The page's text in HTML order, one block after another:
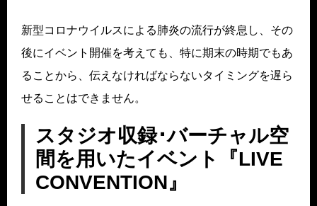
新型コロナウイルスによる肺炎の流⾏が終息し、その
後にイベント開催を考えても、特に期末の時期でもあ
ることから、伝えなければならないタイミングを遅ら
せることはできません。
スタジオ収録･バーチャル空
間を用いたイベント『LIVE
CONVENTION』